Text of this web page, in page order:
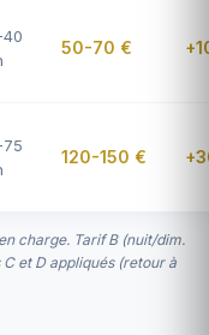
50-70 €
120-150 €
charge. Tarif B (nuit/dim.
et D appliqués (retour à